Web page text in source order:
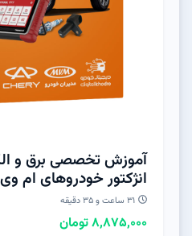
آموزش تخصصی برق و
انژکتور خودروهای ام
31 ساعت و 3۵ دقیقه
8,875,000 تومان